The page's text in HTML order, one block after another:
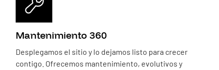
Mantenimiento 360
Desplegamos el sitio y lo dejamos listo para crecer
contigo. Ofrecemos mantenimiento, evolutivos y